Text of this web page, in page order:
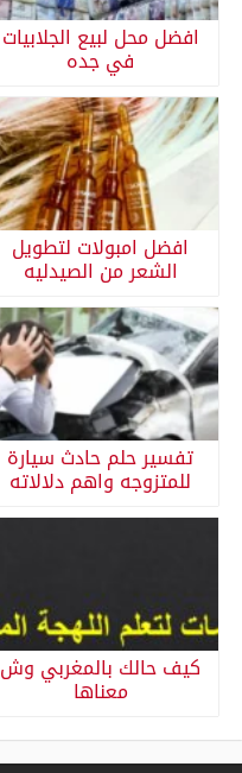
افضل محل لبيع الجلابيات
في جده
افضل امبولات لتطويل
الشعر من الصيدليه
تفسير حلم حادث سيارة
للمتزوجه واهم دلالاته
كيف حالك بالمغربي وش
معناها